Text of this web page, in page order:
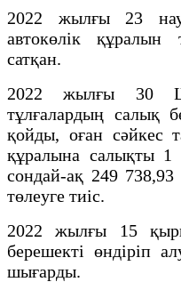
2022 жылғы 23
автокөлік құралын
сатқан.
2022 жылғы 30
тұлғалардың салық
қойды, оған сәйкес
құралына салықты 1
сондай-ақ 249
төлеуге тиіс.
2022 жылғы 15
берешекті өндіріп
шығарды.